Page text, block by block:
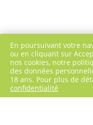
En poursuivant votre
ou en cliquant sur
nos cookies, notre
des données
18 ans. Pour plus de
confidentialité